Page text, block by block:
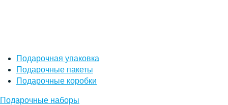
Подарочная упаковка
Подарочные пакеты
Подарочные коробки
Подарочные наборы